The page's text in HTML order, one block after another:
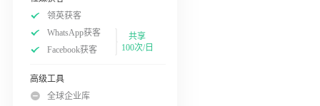
领英获客
WhatsApp获客
Facebook获客
共享
100次/日
高级工具
全球企业库